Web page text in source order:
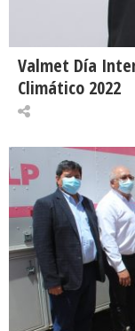
Valmet Día
Climático 2022